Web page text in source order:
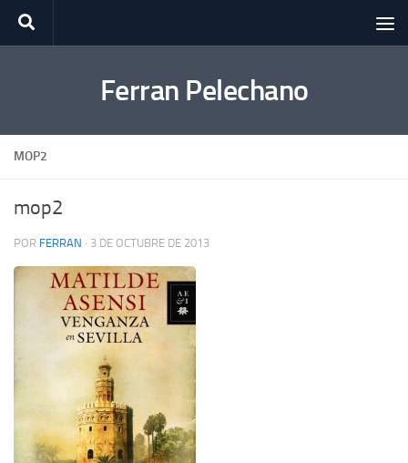
Saltar al contenido
Ferran Pelechano
MOP2
mop2
POR FERRAN · 3 DE OCTUBRE DE 2013